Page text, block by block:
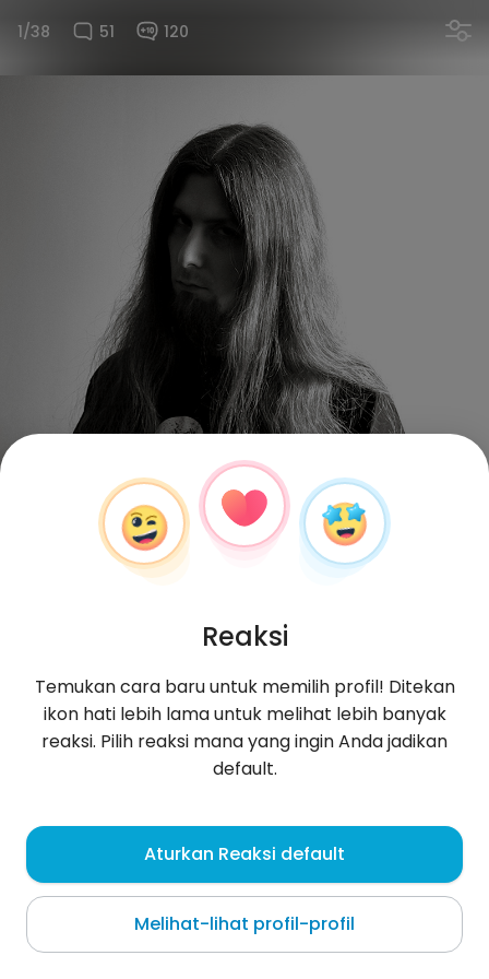
1/38 51 120
Rafał
Pasłęk
Tentang saya
Reaksi
Temukan cara baru untuk memilih profil! Ditekan
ikon hati lebih lama untuk melihat lebih banyak
reaksi. Pilih reaksi mana yang ingin Anda jadikan
default.
Aturkan Reaksi default
Melihat-lihat profil-profil